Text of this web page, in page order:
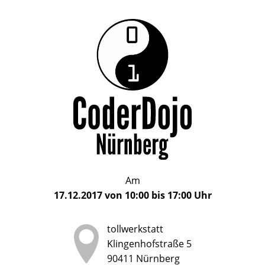
CoderDojo
Nürnberg
Das
CoderDojo
Nürnberg
ein
Club
für
Kinder
und
Jugendliche
Alter
bis
17
Am
17.12.2017von 10:00bis 17:00Uhr
tollwerkstatt
Klingenhofstraße 5
90411 Nürnberg